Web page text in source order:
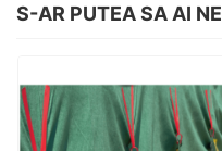
S-AR PUTEA SA AI